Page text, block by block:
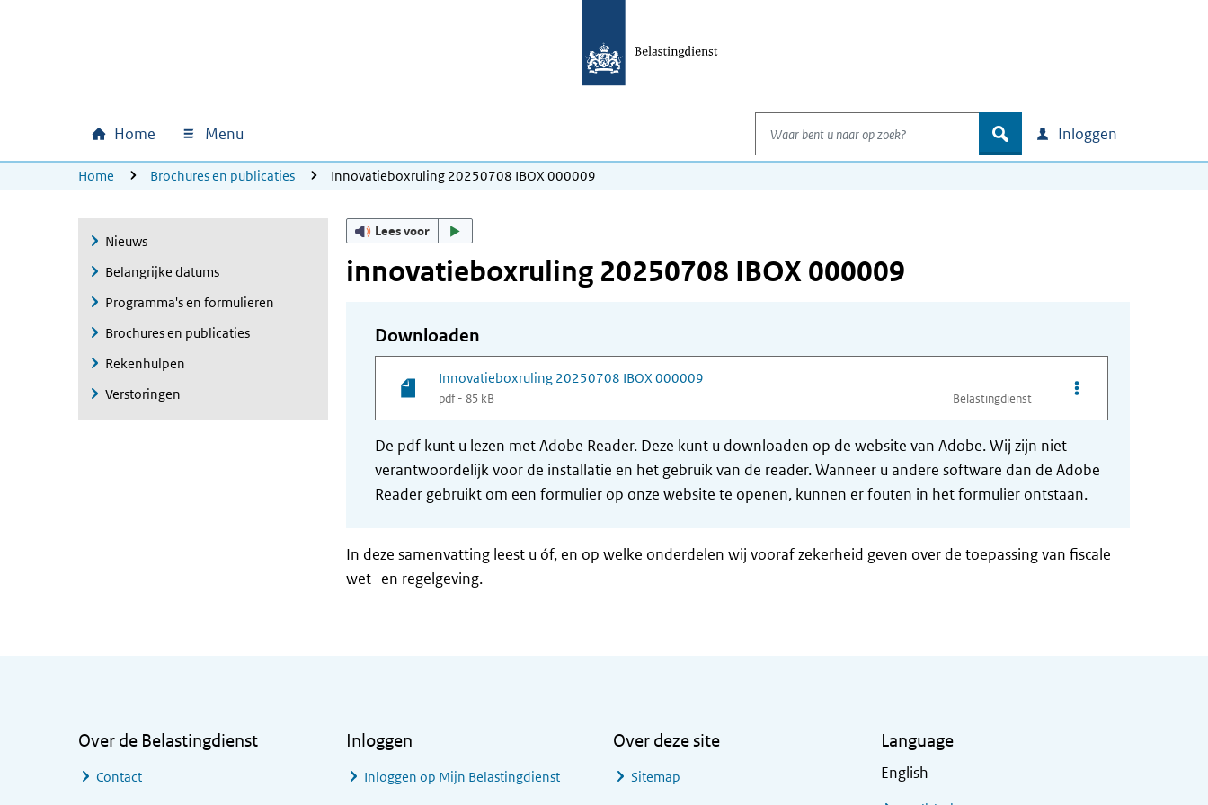
Hoofdnavigatie
Home Menu
Waar bent u naar op zoek?
zoek Inloggen
U bevindt zich hier:
Home Brochures en publicaties Innovatieboxruling 20250708 IBOX 000009
Nieuws
Belangrijke datums
Programma's en formulieren
Brochures en publicaties
Rekenhulpen
Verstoringen
Lees voor
innovatieboxruling 20250708 IBOX 000009
Downloaden
Innovatieboxruling 20250708 IBOX 000009
pdf - 85 kB Belastingdienst
Opties van bestand
De pdf kunt u lezen met Adobe Reader. Deze kunt u downloaden op de website van Adobe. Wij zijn niet
verantwoordelijk voor de installatie en het gebruik van de reader. Wanneer u andere software dan de Adobe
Reader gebruikt om een formulier op onze website te openen, kunnen er fouten in het formulier ontstaan.
In deze samenvatting leest u óf, en op welke onderdelen wij vooraf zekerheid geven over de toepassing van fiscale
wet- en regelgeving.
Over de Belastingdienst
Contact
Inloggen
Inloggen op Mijn Belastingdienst
Over deze site
Sitemap
Language
English